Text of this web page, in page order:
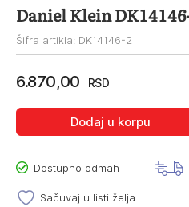
Daniel Klein
Šifra artikla: DK14146-2
6.870,00 RSD
Dodaj u korpu
Dostupno odmah
Sačuvaj u listi želja